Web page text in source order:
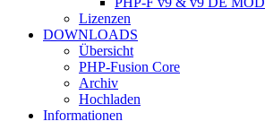
Lizenzen
DOWNLOADS
Übersicht
PHP-Fusion Core
Archiv
Hochladen
Informationen